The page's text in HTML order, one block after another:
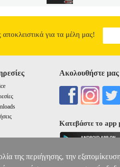
αποκλειστικά για τα μέλη μας!
Ακολουθήστε μας
Κατεβάστε το app
της περιήγησης, την